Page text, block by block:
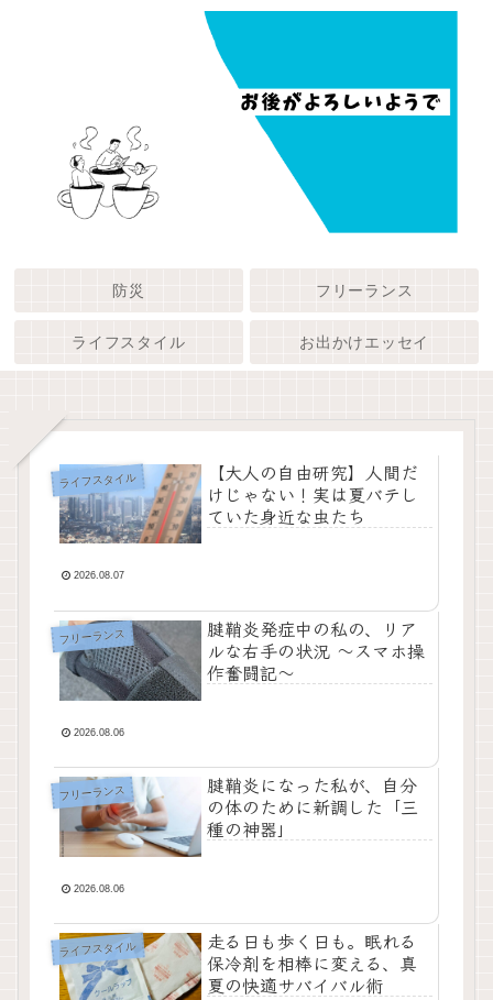
防災 フリーランス
ライフスタイル お出かけエッセイ
ライフスタイル
【大人の自由研究】人間だ
けじゃない！実は夏バテし
ていた身近な虫たち
2026.08.07
フリーランス
腱鞘炎発症中の私の、リア
ルな右手の状況 〜スマホ操
作奮闘記〜
2026.08.06
フリーランス
腱鞘炎になった私が、自分
の体のために新調した「三
種の神器」
2026.08.06
ライフスタイル
走る日も歩く日も。眠れる
保冷剤を相棒に変える、真
夏の快適サバイバル術